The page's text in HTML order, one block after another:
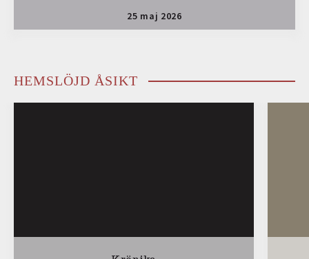
25 maj 2026
HEMSLÖJD ÅSIKT